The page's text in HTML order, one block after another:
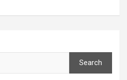
Search